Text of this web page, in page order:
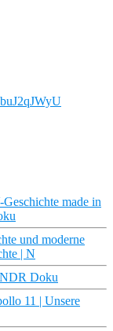
made in
und moderne
| N
Doku
11 | Unsere